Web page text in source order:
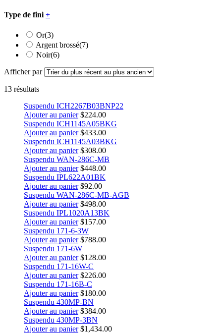
Type de fini +
Or(3)
Argent brossé(7)
Noir(6)
Afficher par
13 résultats
Suspendu ICH2267B03BNP22
Ajouter au panier $224.00
Suspendu ICH1145A05BKG
Ajouter au panier $433.00
Suspendu ICH1145A03BKG
Ajouter au panier $308.00
Suspendu WAN-286C-MB
Ajouter au panier $448.00
Suspendu IPL622A01BK
Ajouter au panier $92.00
Suspendu WAN-286C-MB-AGB
Ajouter au panier $498.00
Suspendu IPL1020A13BK
Ajouter au panier $157.00
Suspendu 171-6-3W
Ajouter au panier $788.00
Suspendu 171-6W
Ajouter au panier $128.00
Suspendu 171-16W-C
Ajouter au panier $226.00
Suspendu 171-16B-C
Ajouter au panier $180.00
Suspendu 430MP-BN
Ajouter au panier $384.00
Suspendu 430MP-3BN
Ajouter au panier $1,434.00